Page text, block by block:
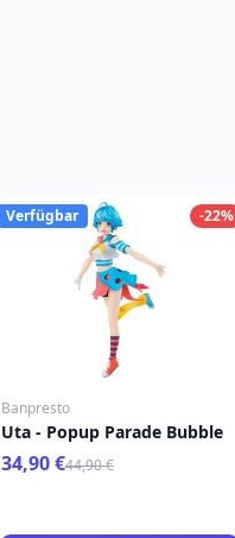
-22%
Verfügbar
Banpresto
Uta - Popup Parade Bubble
34,90 €44,90 €